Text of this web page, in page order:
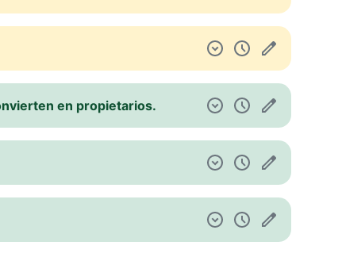
en propietarios.